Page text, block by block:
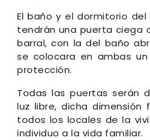
El baño y el dormitorio
tendrán una puerta ciega
barral, con la del baño
se colocara en ambas
protección.
Todas las puertas serán
luz libre, dicha dimensión
todos los locales de la
individuo a la vida familiar.